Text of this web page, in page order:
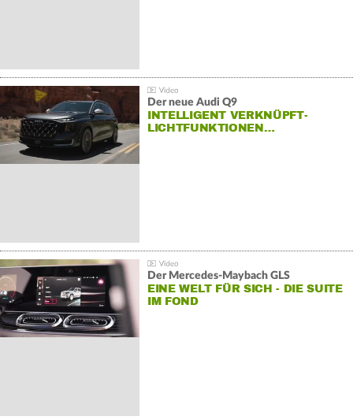
Der neue Audi Q9
INTELLIGENT VERKNÜPFT-
LICHTFUNKTIONEN…
Der Mercedes‑Maybach GLS
EINE WELT FÜR SICH - DIE SUITE
IM FOND